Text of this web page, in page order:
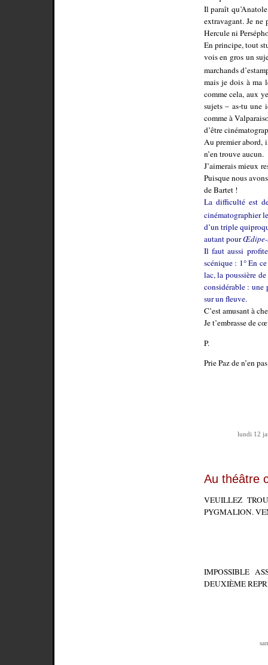
Il paraît
extravagant. Je
Hercule ni
En principe, tout
vois en gros un
marchands
mais je dois à ma
comme cela, aux
sujets – as-tu
comme à
d’être
Au premier abord,
n’en trouve aucun.
J’aimerais mieux
Puisque nous
de Bartet !
La difficulté est
cinématographier
d’un triple
autant pourŒdipe-
Il faut aussi
scénique : 1° En
lac, la poussière
considérable : une
sur un fleuve.
C’est amusant à
Je t’embrasse de
P.
Prie Paz de n’en
lundi 12
Au théâtre
VEUILLEZ
PYGMALION.
IMPOSSIBLE
DEUXIÈME